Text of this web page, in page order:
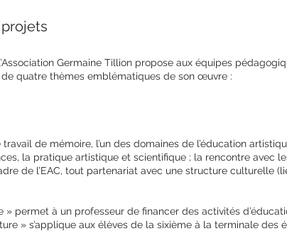
projets
Germaine Tillion propose aux équipes
quatre thèmes emblématiques de son œuvre :
de mémoire, l’un des domaines de l’éducation
la pratique artistique et scientifique ; la rencontre avec
de l’EAC, tout partenariat avec une structure culturelle
permet à un professeur de financer des activités
» s’applique aux élèves de la sixième à la terminale des